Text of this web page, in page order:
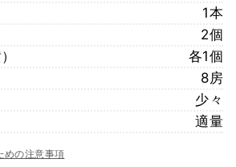
1本
2個
各1個
8房
少々
適量
めの注意事項